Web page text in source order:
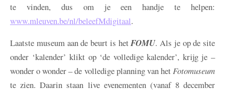
te vinden, dus om je een handje te helpen:
www.mleuven.be/nl/beleefMdigitaal.
Laatste museum aan de beurt is hetFOMU. Als je op de site
onder ‘kalender’ klikt op ‘de volledige kalender’, krijg je –
wonder o wonder – de volledige planning van hetFotomuseum
te zien. Daarin staan live evenementen (vanaf 8 december